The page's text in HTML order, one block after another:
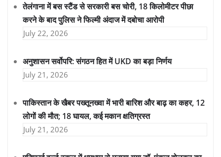
तेलंगाना में बस स्टैंड से सरकारी बस चोरी, 18 किलोमीटर पीछा
करने के बाद पुलिस ने फिल्मी अंदाज में दबोचा आरोपी
July 22, 2026
अनुशासन सर्वोपरि: संगठन हित में UKD का बड़ा निर्णय
July 21, 2026
पाकिस्तान के खैबर पख्तूनख्वा में भारी बारिश और बाढ़ का कहर, 12
लोगों की मौत; 18 घायल, कई मकान क्षतिग्रस्त
July 21, 2026